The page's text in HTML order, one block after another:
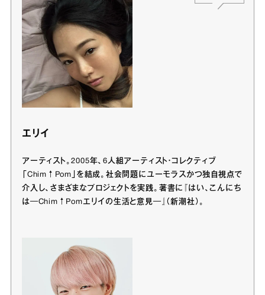
エリイ
アーティスト。2005年、6人組アーティスト・コレクティブ
「Chim↑Pom」を結成。社会問題にユーモラスかつ独自視点で
介入し、さまざまなプロジェクトを実践。著書に『はい、こんにち
は─Chim↑Pomエリイの生活と意見─』（新潮社）。